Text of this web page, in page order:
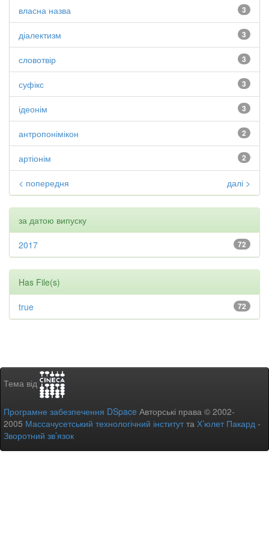
3
власна назва
3
діалектизм
3
словотвір
3
суфікс
3
ідеонім
2
антропонімікон
2
артіонім
< попередня далі >
за датою випуску
72
2017
Has File(s)
72
true
Тема від
Програмне забезпечення DSpace Авторські права © 2002-
2005 Массачусетський технологічний інститутта Х’юлет Пакард -
Зворотний зв’язок